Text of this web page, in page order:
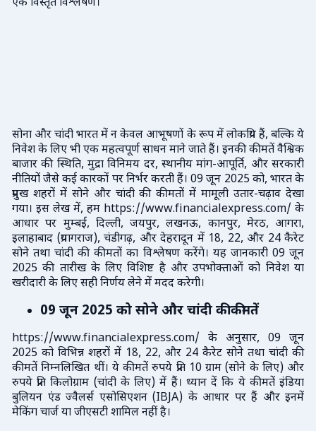
सोना और चांदी भारत में न केवल आभूषणों के रूप में लोकप्रिय हैं, बल्कि ये
निवेश के लिए भी एक महत्वपूर्ण साधन माने जाते हैं। इनकी कीमतें वैश्विक
बाजार की स्थिति, मुद्रा विनिमय दर, स्थानीय मांग-आपूर्ति, और सरकारी
नीतियों जैसे कई कारकों पर निर्भर करती हैं। 09 जून 2025 को, भारत के
प्रमुख शहरों में सोने और चांदी की कीमतों में मामूली उतार-चढ़ाव देखा
गया। इस लेख में, हम https://www.financialexpress.com/ के
आधार पर मुम्बई, दिल्ली, जयपुर, लखनऊ, कानपुर, मेरठ, आगरा,
इलाहाबाद (प्रयागराज), चंडीगढ़, और देहरादून में 18, 22, और 24 कैरेट
सोने तथा चांदी की कीमतों का विश्लेषण करेंगे। यह जानकारी 09 जून
2025 की तारीख के लिए विशिष्ट है और उपभोक्ताओं को निवेश या
खरीदारी के लिए सही निर्णय लेने में मदद करेगी।
09 जून 2025 को सोने और चांदी की कीमतें
https://www.financialexpress.com/ के अनुसार, 09 जून
2025 को विभिन्न शहरों में 18, 22, और 24 कैरेट सोने तथा चांदी की
कीमतें निम्नलिखित थीं। ये कीमतें रुपये प्रति 10 ग्राम (सोने के लिए) और
रुपये प्रति किलोग्राम (चांदी के लिए) में हैं। ध्यान दें कि ये कीमतें इंडिया
बुलियन एंड ज्वैलर्स एसोसिएशन (IBJA) के आधार पर हैं और इनमें
मेकिंग चार्ज या जीएसटी शामिल नहीं है।